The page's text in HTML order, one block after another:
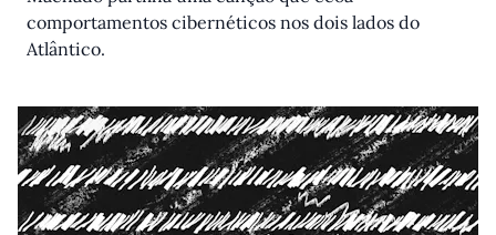
comportamentos cibernéticos nos dois lados do
Atlântico.